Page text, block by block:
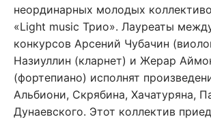
неординарных молодых
«Light music Трио». Лауреаты
конкурсов Арсений Чубачин
Назиуллин (кларнет) и Жерар
(фортепиано) исполнят
Альбиони, Скрябина, Хачатуряна,
Дунаевского. Этот коллектив